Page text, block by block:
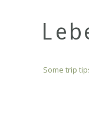
Some trip